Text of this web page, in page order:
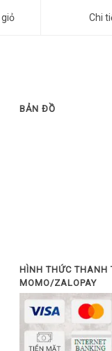
Chi
BẢN ĐỒ
HÌNH THỨC THANH
MOMO/ZALOPAY